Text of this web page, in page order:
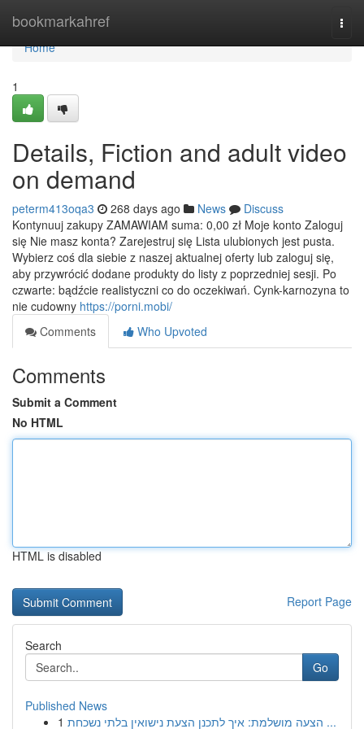
bookmarkahref
Home
Home
1
Details, Fiction and adult video
on demand
peterm413oqa3 268 days ago News
Discuss
Kontynuuj zakupy ZAMAWIAM suma: 0,00 zł Moje konto Zaloguj
się Nie masz konta? Zarejestruj się Lista ulubionych jest pusta.
Wybierz coś dla siebie z naszej aktualnej oferty lub zaloguj się,
aby przywrócić dodane produkty do listy z poprzedniej sesji. Po
czwarte: bądźcie realistyczni co do oczekiwań. Cynk-karnozyna to
nie cudowny https://porni.mobi/
Comments
Who Upvoted
Comments
Submit a Comment
No HTML
HTML is disabled
Report Page
Search
Go
Published News
1
הצעה מושלמת: איך לתכנן הצעת נישואין בלתי נשכחת ...